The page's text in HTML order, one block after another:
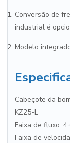
Conversão de
industrial é
Modelo
Cabeçote da
KZ25-L
Faixa de fluxo: 4
Faixa de